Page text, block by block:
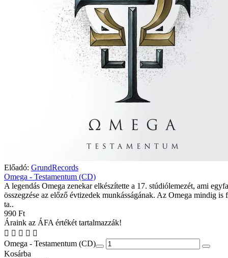
Előadó: GrundRecords
Omega - Testamentum (CD)
A legendás Omega zenekar elkészítette a 17. stúdiólemezét, ami
összegzése az előző évtizedek munkásságának. Az Omega mindig is
ta..
990 Ft
Áraink az ÁFA értékét tartalmazzák!
Omega - Testamentum (CD)
Kosárba